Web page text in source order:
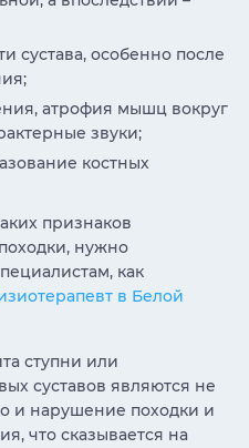
сустава, особенно после
атрофия мышц вокруг
звуки;
костных
признаков
нужно
как
в Белой
ступни или
суставов являются не
и нарушение походки и
что сказывается на